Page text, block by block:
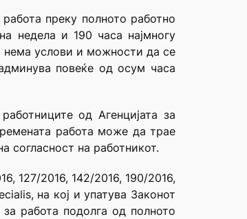
преку полното работно
недела и 190 часа најмногу
нема услови и можности да се
повеќе од осум часа
од Агенцијата за
работа може да трае
согласност на работникот.
127/2016, 142/2016, 190/2016,
на кој и упатува Законот
работа подолга од полното